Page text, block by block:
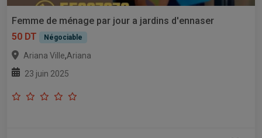
Femme de ménage par jour a jardins d'ennaser
50 DT
Négociable
Ariana Ville,Ariana
23 juin 2025